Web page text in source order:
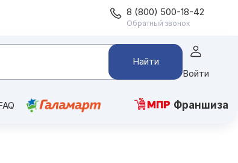
8 (800) 500-18-42
Обратный звонок
Найти
Войти
Франшиза